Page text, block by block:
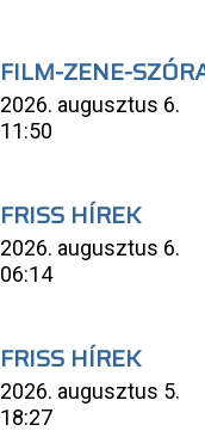
FILM-ZENE-
2026. augusztus 6.
11:50
FRISS HÍREK
2026. augusztus 6.
06:14
FRISS HÍREK
2026. augusztus 5.
18:27